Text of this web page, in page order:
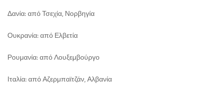
Δανία: από Τσεχία, Νορβηγία
Ουκρανία: από Ελβετία
Ρουμανία: από Λουξεμβούργο
Ιταλία: από Αζερμπαϊτζάν, Αλβανία